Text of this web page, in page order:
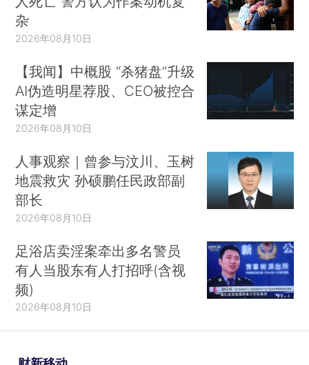
杂
2026年08月10日
【我闻】中概股 “杀猪盘”升级
AI伪造明星荐股、CEO被控合
谋定增
2026年08月10日
人事观察｜曾参与汶川、玉树
地震救灾 孙硕鹏任民政部副
部长
2026年08月10日
足浴店卖淫案牵出多名警员
有人当股东有人打招呼(含视
频)
2026年08月10日